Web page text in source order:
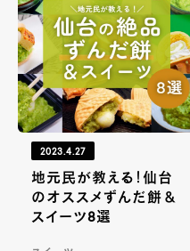
2023.4.27
地元民が教える！仙台
のオススメずんだ餅＆
スイーツ8選